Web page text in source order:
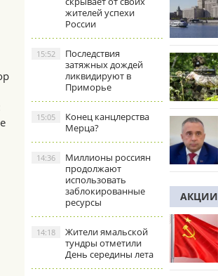
жителей успехи
России
Последствия
затяжных дождей
ликвидируют в
Приморье
15:52
Конец канцлерства
Мерца?
15:05
Миллионы россиян
продолжают
использовать
заблокированные
ресурсы
14:36
Жители ямальской
тундры отметили
День середины лета
14:18
АКЦИИ